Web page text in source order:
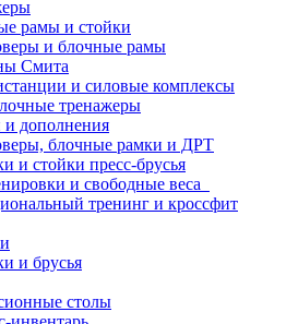
рамы и стойки
и блочные рамы
Смита
и силовые комплексы
тренажеры
дополнения
блочные рамки и ДРТ
и стойки пресс-брусья
и свободные веса
тренинг и кроссфит
и брусья
столы